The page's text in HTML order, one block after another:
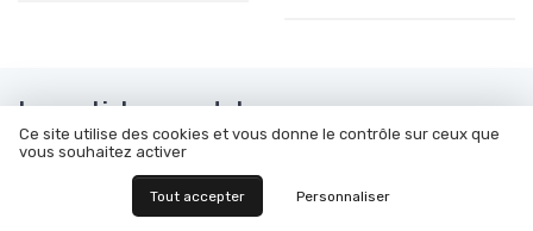
Les articles par date
Octobre 2023
Ce site utilise des cookies et vous donne le contrôle sur ceux que
vous souhaitez activer
Tout accepter Personnaliser